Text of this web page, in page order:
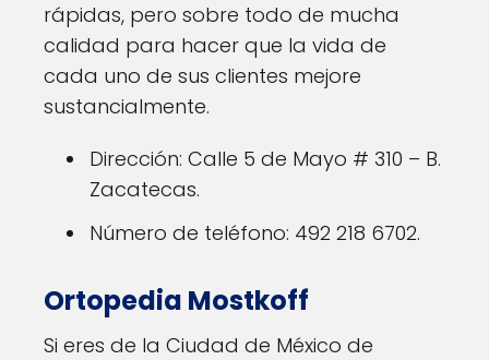
rápidas, pero sobre todo de mucha
calidad para hacer que la vida de
cada uno de sus clientes mejore
sustancialmente.
Dirección: Calle 5 de Mayo # 310 – B.
Zacatecas.
Número de teléfono: 492 218 6702.
Ortopedia Mostkoff
Si eres de la Ciudad de México de